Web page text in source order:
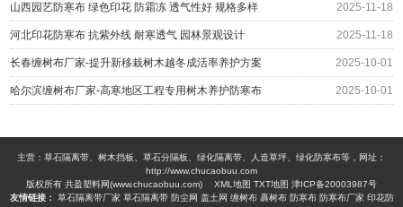
山西园艺防寒布 绿色印花 防霜冻 透气性好 规格多样 2025-11-18
河北印花防寒布 抗紫外线 耐寒透气 园林景观设计 2025-11-18
长春缠树布厂家-提升新移栽树木越冬成活率养护方案 2025-10-01
哈尔滨缠树布厂家-高寒地区工程专用树木养护防寒布 2025-10-01
主营：草石隔离带、树木挡板、草石分隔板、绿化隔离带、人造草坪、绿化防寒布等，网址：
http://www.chucaobuu.com
版权所有 共盈塑料网(www.chucaobuu.com) XML地图 TXT地图 津ICP备20003987号
友情链接：
草石隔离带厂家 草石隔离带 防尘网 盖土网 缠树布 裹树布 防寒布 防寒布厂家 印花防